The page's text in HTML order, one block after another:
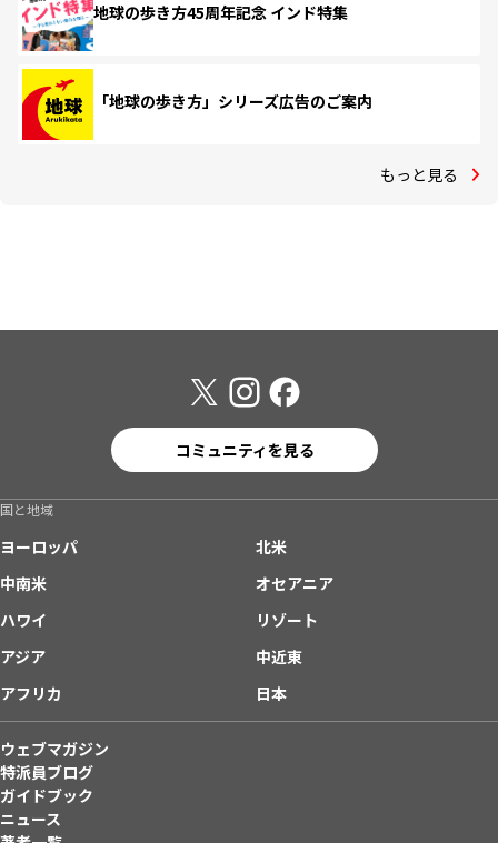
地球の歩き方45周年記念 インド特集
「地球の歩き方」シリーズ広告のご案内
もっと見る
コミュニティを見る
国と地域
ヨーロッパ
北米
中南米
オセアニア
ハワイ
リゾート
アジア
中近東
アフリカ
日本
ウェブマガジン
特派員ブログ
ガイドブック
ニュース